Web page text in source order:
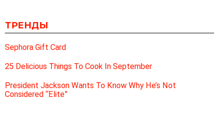
ТРЕНДЫ
Sephora Gift Card
25 Delicious Things To Cook In September
President Jackson Wants To Know Why He’s Not
Considered “Elite”